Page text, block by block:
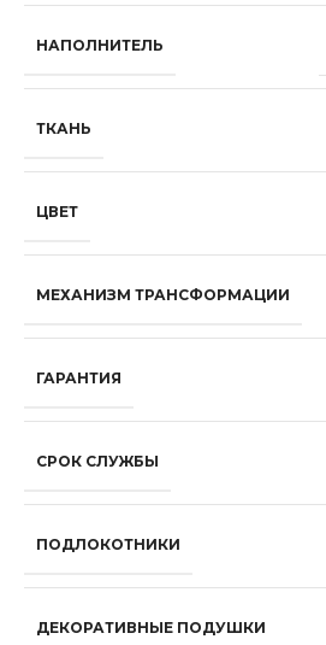
НАПОЛНИТЕЛЬ
ТКАНЬ
ЦВЕТ
МЕХАНИЗМ ТРАНСФОРМАЦИИ
ГАРАНТИЯ
СРОК СЛУЖБЫ
ПОДЛОКОТНИКИ
ДЕКОРАТИВНЫЕ ПОДУШКИ